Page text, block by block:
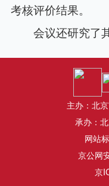
考核评价结果。
会议还研究了其
主办：北
承办：
网站
京公网
京